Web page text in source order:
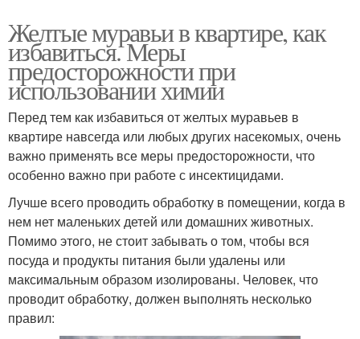
Желтые муравьи в квартире, как
избавиться. Меры
предосторожности при
использовании химии
Перед тем как избавиться от желтых муравьев в
квартире навсегда или любых других насекомых, очень
важно применять все меры предосторожности, что
особенно важно при работе с инсектицидами.
Лучше всего проводить обработку в помещении, когда в
нем нет маленьких детей или домашних животных.
Помимо этого, не стоит забывать о том, чтобы вся
посуда и продукты питания были удалены или
максимальным образом изолированы. Человек, что
проводит обработку, должен выполнять несколько
правил: